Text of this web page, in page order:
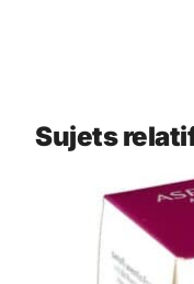
Sujets